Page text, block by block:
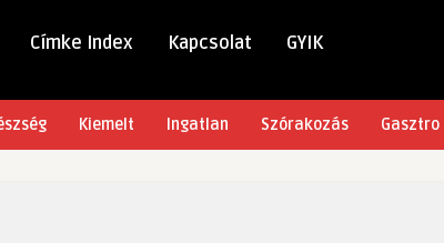
Címke Index Kapcsolat GYIK
Kiemelt Ingatlan Szórakozás Gasztro